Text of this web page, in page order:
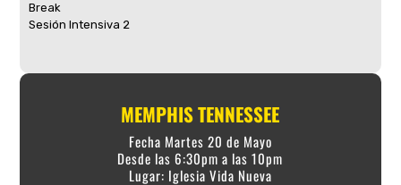
Break
Sesión Intensiva 2
MEMPHIS TENNESSEE
Fecha Martes 20 de Mayo
Desde las 6:30pm a las 10pm
Lugar: Iglesia Vida Nueva